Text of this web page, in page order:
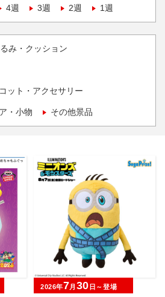
4週 3週 2週 1週
み・クッション
ット・アクセサリー
・小物 その他景品
2026年7月 30 日～登場